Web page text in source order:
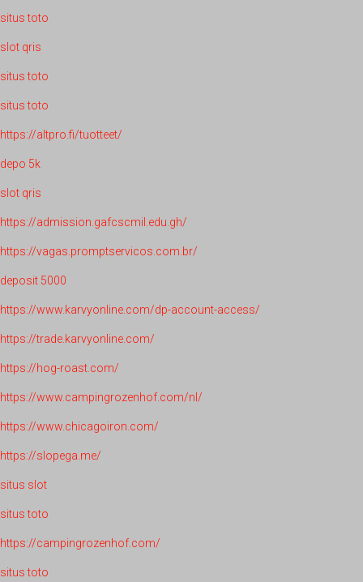
situs toto
slot qris
situs toto
situs toto
https://altpro.fi/tuotteet/
depo 5k
slot qris
https://admission.gafcscmil.edu.gh/
https://vagas.promptservicos.com.br/
deposit 5000
https://www.karvyonline.com/dp-account-access/
https://trade.karvyonline.com/
https://hog-roast.com/
https://www.campingrozenhof.com/nl/
https://www.chicagoiron.com/
https://slopega.me/
situs slot
situs toto
https://campingrozenhof.com/
situs toto